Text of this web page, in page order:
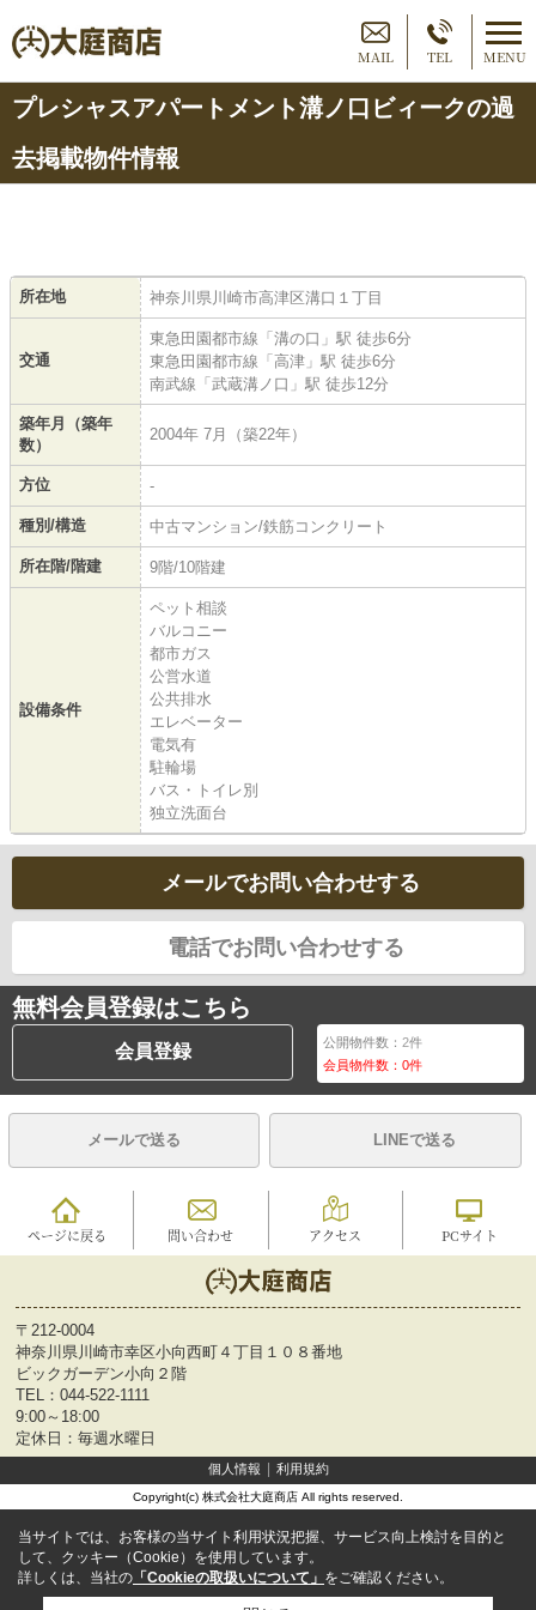
MAIL TEL MENU
プレシャスアパートメント溝ノ口ビィークの過
去掲載物件情報
所在地 神奈川県川崎市高津区溝口１丁目
交通
東急田園都市線「溝の口」駅 徒歩6分
東急田園都市線「高津」駅 徒歩6分
南武線「武蔵溝ノ口」駅 徒歩12分
築年月（築年
数）
2004年 7月（築22年）
方位 -
種別/構造 中古マンション/鉄筋コンクリート
所在階/階建 9階/10階建
設備条件
ペット相談
バルコニー
都市ガス
公営水道
公共排水
エレベーター
電気有
駐輪場
バス・トイレ別
独立洗面台
メールでお問い合わせする
電話でお問い合わせする
無料会員登録はこちら
会員登録 公開物件数：2件
会員物件数：0件
メールで送る LINEで送る
ページに戻る 問い合わせ アクセス PCサイト
〒212-0004
神奈川県川崎市幸区小向西町４丁目１０８番地
ビックガーデン小向２階
TEL： 044-522-1111
9:00～18:00
定休日：毎週水曜日
個人情報 利用規約
Copyright(c) 株式会社大庭商店 All rights reserved.
当サイトでは、お客様の当サイト利用状況把握、サービス向上検討を目的と
して、クッキー（Cookie）を使用しています。
詳しくは、当社の 「Cookieの取扱いについて」 をご確認ください。